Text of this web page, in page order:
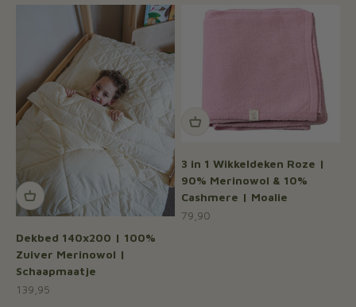
Dekbed 140x200 | 100%
Zuiver Merinowol |
Schaapmaatje
Aanbiedingsprijs
139,95
3 in 1 Wikkeldeken Roze |
90% Merinowol & 10%
Cashmere | Moalie
Aanbiedingsprijs
79,90